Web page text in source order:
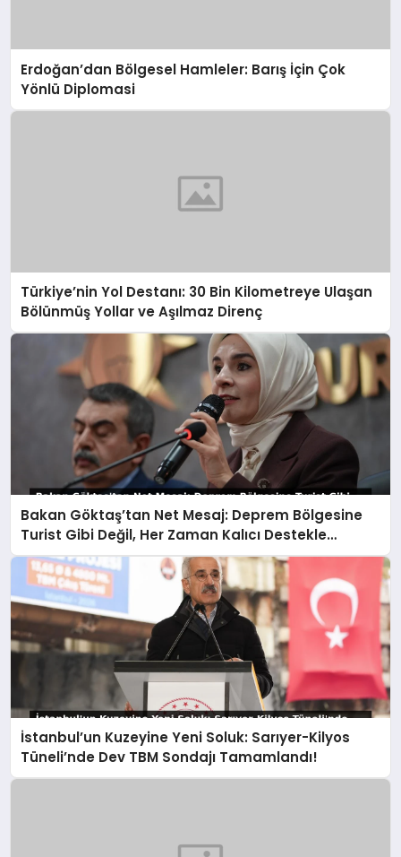
Erdoğan’dan Bölgesel Hamleler: Barış İçin Çok
Yönlü Diplomasi
Türkiye’nin Yol Destanı: 30 Bin Kilometreye Ulaşan
Bölünmüş Yollar ve Aşılmaz Direnç
Bakan Göktaş’tan Net Mesaj: Deprem Bölgesine
Turist Gibi Değil, Her Zaman Kalıcı Destekle
Gidiyoruz!
İstanbul’un Kuzeyine Yeni Soluk: Sarıyer-Kilyos
Tüneli’nde Dev TBM Sondajı Tamamlandı!